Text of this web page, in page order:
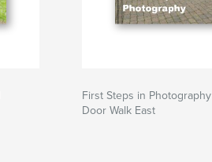
First Steps in Photography
Door Walk East